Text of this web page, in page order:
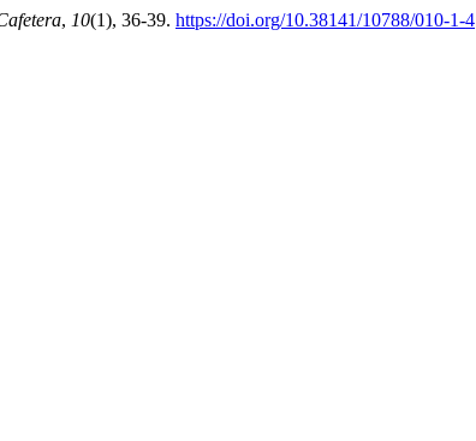
, 10(1), 36-39. https://doi.org/10.38141/10788/010-1-4